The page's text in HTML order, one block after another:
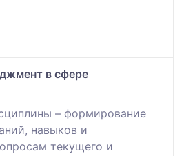
в сфере
– формирование
навыков и
текущего и